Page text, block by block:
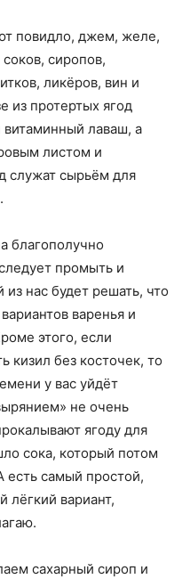
повидло, джем, желе,
сиропов,
ликёров, вин и
из протертых ягод
витаминный лаваш, а
листом и
служат сырьём для
благополучно
промыть и
нас будет решать, что
варенья и
этого, если
кизил без косточек, то
у вас уйдёт
не очень
ягоду для
сока, который потом
самый простой,
вариант,
сахарный сироп и